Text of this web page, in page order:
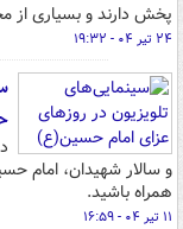
پخش دارند و بسیاری
۲۴ تیر ۰۴ - ۱۹:۳۲
و سالار شهیدان، امام
همراه باشید.
۱۱ تیر ۰۴ - ۱۶:۵۹